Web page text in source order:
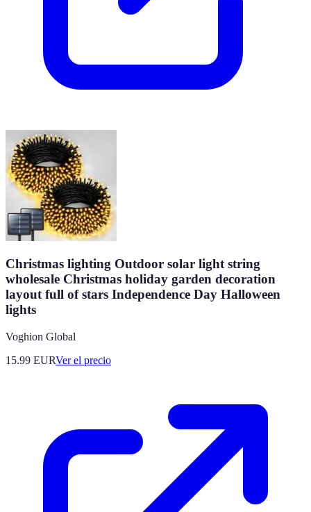
Christmas lighting Outdoor solar light string
wholesale Christmas holiday garden decoration
layout full of stars Independence Day Halloween
lights
Voghion Global
15.99 EURVer el precio